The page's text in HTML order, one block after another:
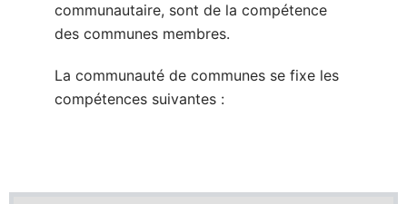
communautaire, sont de la compétence
des communes membres.
La communauté de communes se fixe les
compétences suivantes :